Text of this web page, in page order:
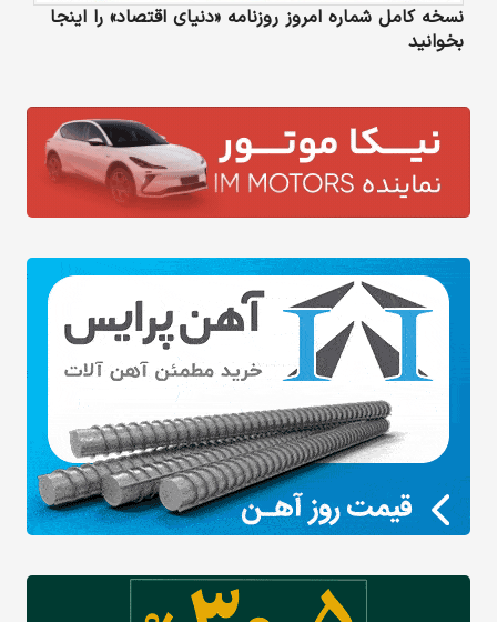
نسخه کامل شماره امروز روزنامه «دنیای‌ اقتصاد» را اینجا
بخوانید